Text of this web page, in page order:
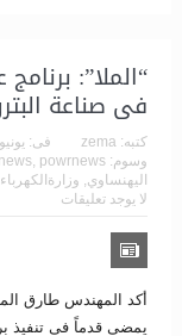
“الملا”:
فى صناعة
كتبه: zema فى: يونيو 19, 2016
وسوم:
, powrnews
اليهنساوي, وزارةالكهرباء
لا يوجد تعليقات
أكد المهندس طارق
يمضى قدماً فى تنفيذ